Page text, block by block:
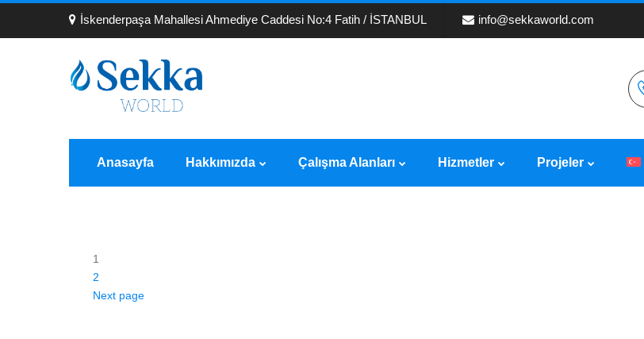
İskenderpaşa Mahallesi Ahmediye Caddesi No:4 Fatih / İSTANBUL info@sekkaworld.com
Anasayfa Hakkımızda Çalışma Alanları Hizmetler Projeler
1
2
Next page